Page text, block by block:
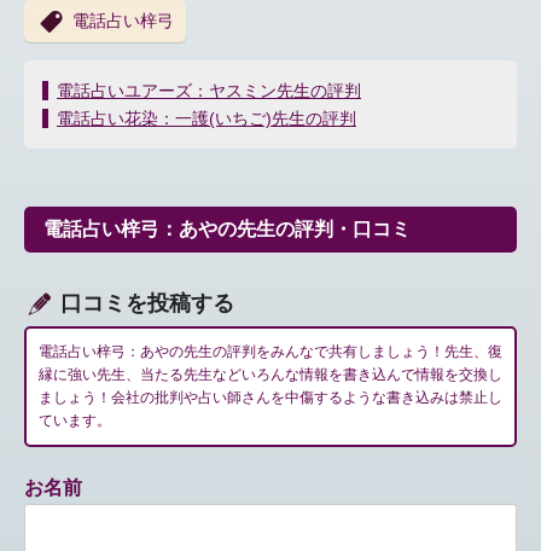
電話占い梓弓
投
稿
ー
シ
ン
電話占いユアーズ：ヤスミン先生の評判
電話占い花染：一護(いちご)先生の評判
電話占い梓弓：あやの先生の評判・口コミ
口コミを投稿する
電話占い梓弓：あやの先生の評判をみんなで共有しましょう！先生、復
縁に強い先生、当たる先生などいろんな情報を書き込んで情報を交換し
ましょう！会社の批判や占い師さんを中傷するような書き込みは禁止し
ています。
お名前